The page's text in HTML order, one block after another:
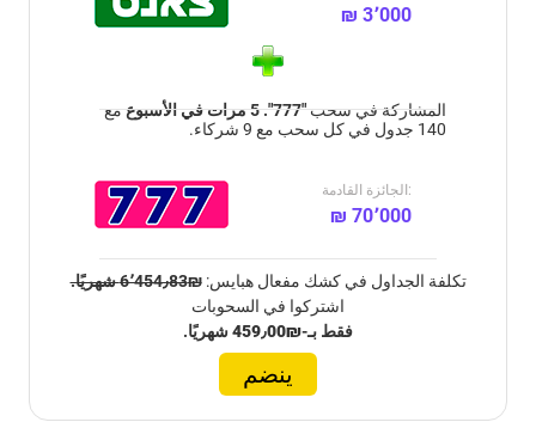
₪ 3٬000
المشاركة في سحب"777". 5 مرات في الأسبوع
مع
140 جدول في كل سحب مع 9 شركاء.
الجائزة القادمة:
₪ 70٬000
تكلفة الجداول في كشك مفعال هبايس:₪6٬454٫83 شهريًا.
اشتركوا في السحوبات
فقط بـ-₪459٫00 شهريًا.
ينضم